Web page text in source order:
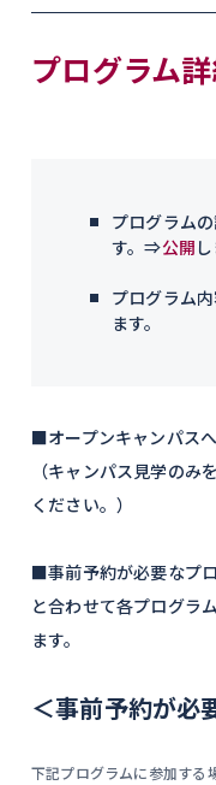
プログラム
プログラム
す。⇒公開
プログラム
ます。
■オープンキャンパス
（キャンパス見学のみ
ください。）
■事前予約が必要なプ
と合わせて各プログラ
ます。
＜事前予約が必
下記プログラムに参加する